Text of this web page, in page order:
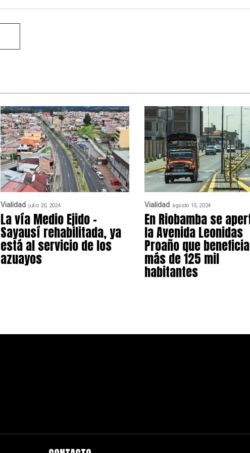
Vialidad julio 20, 2024
La vía Medio Ejido –
Sayausí rehabilitada, ya
está al servicio de los
azuayos
Vialidad agosto 15, 2024
En Riobamba se
la Avenida Leonidas
Proaño que
más de 125 mil
habitantes